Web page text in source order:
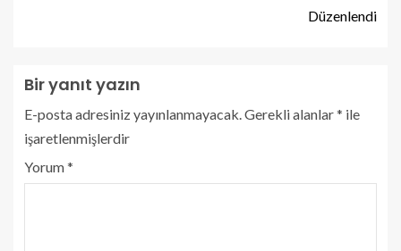
Düzenlendi
Bir yanıt yazın
E-posta adresiniz yayınlanmayacak.Gerekli alanlar* ile
işaretlenmişlerdir
Yorum*